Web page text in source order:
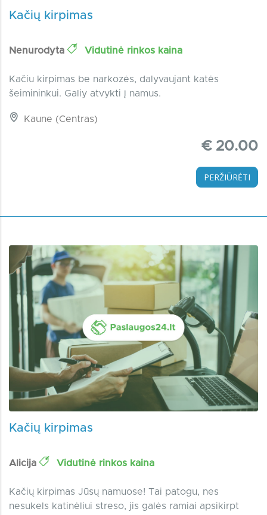
Kačių kirpimas
Nenurodyta Vidutinė rinkos kaina
Kačiu kirpimas be narkozės, dalyvaujant katės
šeimininkui. Galiy atvykti į namus.
Kaune (Centras)
€ 20.00
PERŽIŪRĖTI
Kačių kirpimas
Alicija Vidutinė rinkos kaina
Kačių kirpimas Jūsų namuose! Tai patogu, nes
nesukels katinėliui streso, jis galės ramiai apsikirpt